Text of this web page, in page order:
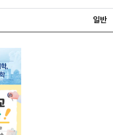
일반